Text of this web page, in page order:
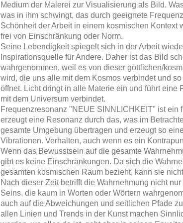
Mediumder Malerei zur Visualisierung als Bild.
was in ihm schwingt, das durch geeignete
Schönheit der Arbeit in einem kosmischen Kontext
frei von Einschränkung oder Norm.
Seine Lebendigkeit spiegelt sich in der Arbeit
Inspirationsquelle für Andere. Daher ist das Bild
wahrgenommen, weil es von dieser göttlichen/
wird, die uns alle mit dem Kosmos verbindet und
öffnet. Licht dringt in alle Materie ein und führt eine
mit dem Universum verbindet.
Frequenzresonanz "NEUE SINNLICHKEIT" ist ein
erzeugt eine Resonanz durch das, was im
gesamte Umgebung übertragen und erzeugt so
Vibrationen. Verhalten, auch wenn es ein
Wenn das Bewusstsein auf die gesamte
gibt es keine Einschränkungen. Da sich die
gesamten kosmischen Raum bezieht, kann sie
Nach dieser Zeit betrifft die Wahrnehmung nicht
Seins, die kaum in Worten oder Wörtern
auch auf die Abweichungen und seitlichen Pfade
allen Linien und Trends in der Kunst machen